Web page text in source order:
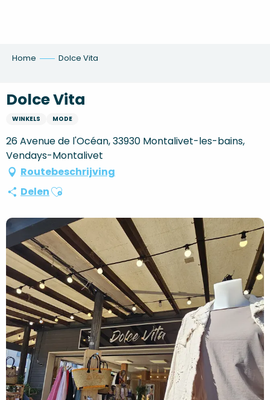
Home Dolce Vita
Dolce Vita
WINKELS MODE
26 Avenue de l'Océan, 33930 Montalivet-les-bains,
Vendays-Montalivet
Routebeschrijving
DelenAjouter aux favoris